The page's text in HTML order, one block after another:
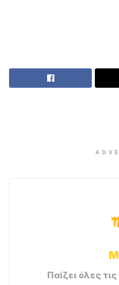
Παίζει όλες